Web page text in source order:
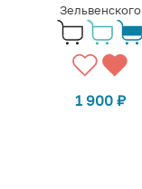
Зельвенского
1 900 ₽